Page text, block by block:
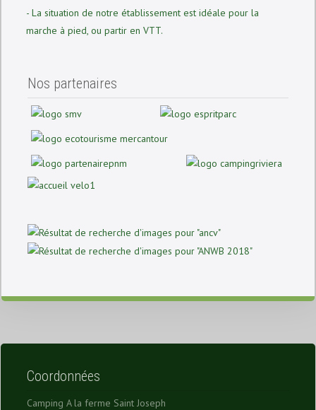
- La situation de notre établissement est idéale pour la
marche à pied, ou partir en VTT.
Nos partenaires
Coordonnées
Camping A la ferme Saint Joseph